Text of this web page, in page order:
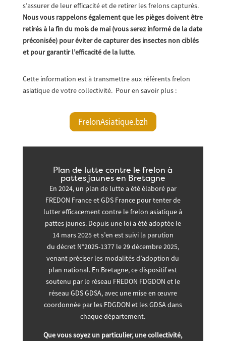
s’assurer de leur efficacité et de retirer les frelons capturés.
Nous vous rappelons également que les pièges doivent être
retirés à la fin du mois de mai (vous serez informé de la date
préconisée) pour éviter de capturer des insectes non ciblés
et pour garantir l’efficacité de la lutte.
Cette information est à transmettre aux référents frelon
asiatique de votre collectivité. Pour en savoir plus :
FrelonAsiatique.bzh
Plan de lutte contre le frelon à
pattes jaunes en Bretagne
En 2024, un plan de lutte a été élaboré par
FREDON FranceetGDS Francepour tenter de
lutter efficacement contre le frelon asiatique à
pattes jaunes. Depuis une loi a été adoptée le
14 mars 2025et s’en est suivi la parution
du décret N°2025-1377 le 29 décembre 2025,
venant préciser les modalités d’adoption du
plan national. En Bretagne, ce dispositif est
soutenu par le réseau FREDON FDGDON et le
réseau GDS GDSA, avec une mise en œuvre
coordonnée par les FDGDON et les GDSA dans
chaque département.
Que vous soyez un particulier, une collectivité,